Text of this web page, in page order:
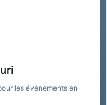
les événements en
Chorus Pro